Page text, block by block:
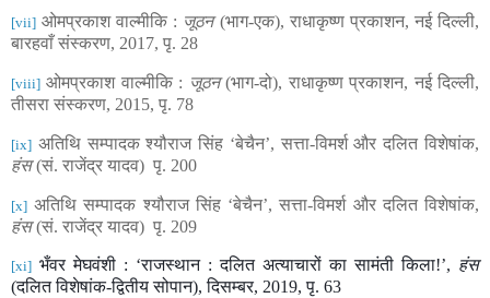
[vii] ओमप्रकाश वाल्मीकि : जूठन(भाग-एक), राधाकृष्ण प्रकाशन, नई दिल्ली,
बारहवाँ संस्करण, 2017, पृ. 28
[viii] ओमप्रकाश वाल्मीकि : जूठन(भाग-दो), राधाकृष्ण प्रकाशन, नई दिल्ली,
तीसरा संस्करण, 2015, पृ. 78
[ix] अतिथि सम्पादक श्यौराज सिंह ‘बेचैन’, सत्ता-विमर्श और दलित विशेषांक,
हंस(सं. राजेंद्र यादव) पृ. 200
[x] अतिथि सम्पादक श्यौराज सिंह ‘बेचैन’, सत्ता-विमर्श और दलित विशेषांक,
हंस(सं. राजेंद्र यादव) पृ. 209
[xi] भँवर मेघवंशी : ‘राजस्थान : दलित अत्याचारों का सामंती किला!’, हंस
(दलित विशेषांक-द्वितीय सोपान), दिसम्बर, 2019,पृ. 63